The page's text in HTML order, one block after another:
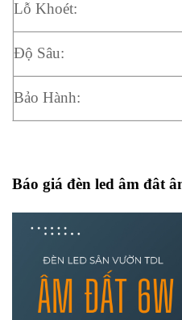
Lỗ Khoét:
Độ Sâu:
Bảo Hành:
Báo giá đèn led âm đât